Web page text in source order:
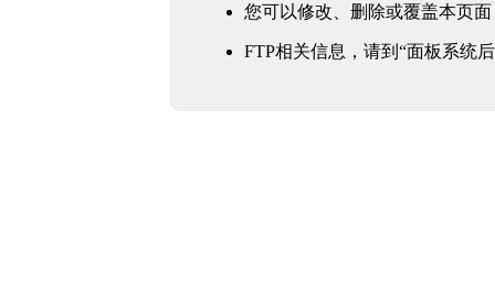
您可以修改、删除或覆盖本页面
FTP相关信息，请到“面板系统